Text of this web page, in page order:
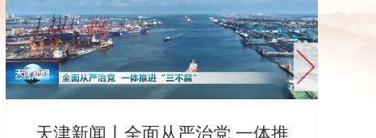
天津新闻丨全面从严治党 一体推